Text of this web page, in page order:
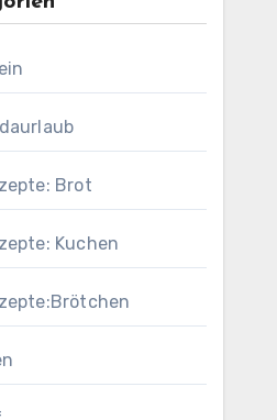
Brot
Kuchen